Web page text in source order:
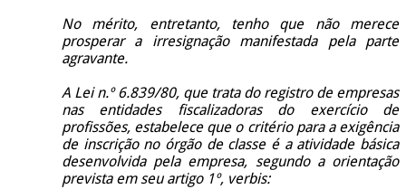
No mérito, entretanto, tenho que não merece
prosperar a irresignação manifestada pela parte
agravante.
A Lei n.º 6.839/80, que trata do registro de empresas
nas entidades fiscalizadoras do exercício de
profissões, estabelece que o critério para a exigência
de inscrição no órgão de classe é a atividade básica
desenvolvida pela empresa, segundo a orientação
prevista em seu artigo 1º, verbis: